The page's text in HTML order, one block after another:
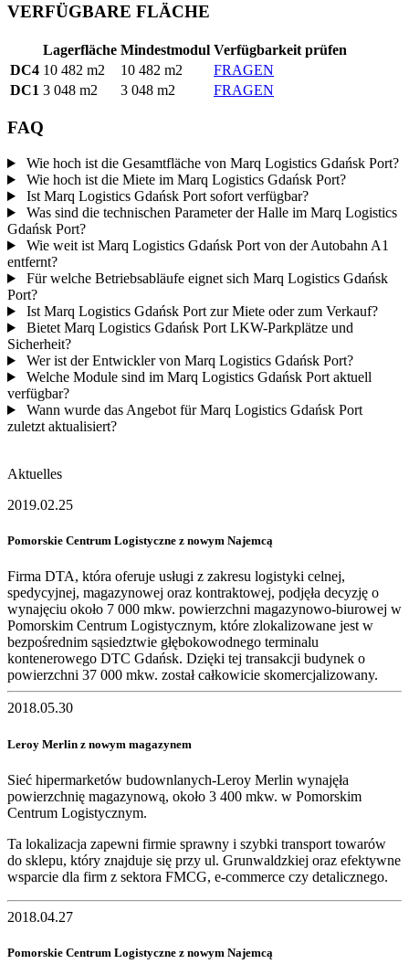
VERFÜGBARE FLÄCHE
Lagerfläche Mindestmodul Verfügbarkeit prüfen
DC4 10 482 m2 10 482 m2
FRAGEN
DC1 3 048 m2 3 048 m2 FRAGEN
FAQ
Wie hoch ist die Gesamtfläche von Marq Logistics Gdańsk Port?
Wie hoch ist die Miete im Marq Logistics Gdańsk Port?
Ist Marq Logistics Gdańsk Port sofort verfügbar?
Was sind die technischen Parameter der Halle im Marq Logistics
Gdańsk Port?
Wie weit ist Marq Logistics Gdańsk Port von der Autobahn A1
entfernt?
Für welche Betriebsabläufe eignet sich Marq Logistics Gdańsk
Port?
Ist Marq Logistics Gdańsk Port zur Miete oder zum Verkauf?
Bietet Marq Logistics Gdańsk Port LKW-Parkplätze und
Sicherheit?
Wer ist der Entwickler von Marq Logistics Gdańsk Port?
Welche Module sind im Marq Logistics Gdańsk Port aktuell
verfügbar?
Wann wurde das Angebot für Marq Logistics Gdańsk Port
zuletzt aktualisiert?
Aktuelles
2019.02.25
Pomorskie Centrum Logistyczne z nowym Najemcą
Firma DTA, która oferuje usługi z zakresu logistyki celnej,
spedycyjnej, magazynowej oraz kontraktowej, podjęła decyzję o
wynajęciu około 7 000 mkw. powierzchni magazynowo-biurowej w
Pomorskim Centrum Logistycznym, które zlokalizowane jest w
bezpośrednim sąsiedztwie głębokowodnego terminalu
kontenerowego DTC Gdańsk. Dzięki tej transakcji budynek o
powierzchni 37 000 mkw. został całkowicie skomercjalizowany.
2018.05.30
Leroy Merlin z nowym magazynem
Sieć hipermarketów budownlanych-Leroy Merlin wynajęła
powierzchnię magazynową, około 3 400 mkw. w Pomorskim
Centrum Logistycznym.
Ta lokalizacja zapewni firmie sprawny i szybki transport towarów
do sklepu, który znajduje się przy ul. Grunwaldzkiej oraz efektywne
wsparcie dla firm z sektora FMCG, e-commerce czy detalicznego.
2018.04.27
Pomorskie Centrum Logistyczne z nowym Najemcą